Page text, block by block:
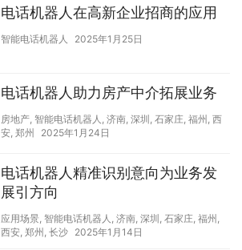
电话机器人在高新企业招商的应用
智能电话机器人 2025年1月25日
电话机器人助力房产中介拓展业务
房地产, 智能电话机器人 , 济南, 深圳 , 石家庄, 福州 , 西
安, 郑州 2025年1月24日
电话机器人精准识别意向为业务发
展引方向
应用场景, 智能电话机器人 , 济南, 深圳 , 石家庄, 福州 ,
西安, 郑州 , 长沙 2025年1月14日